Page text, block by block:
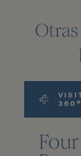
360º